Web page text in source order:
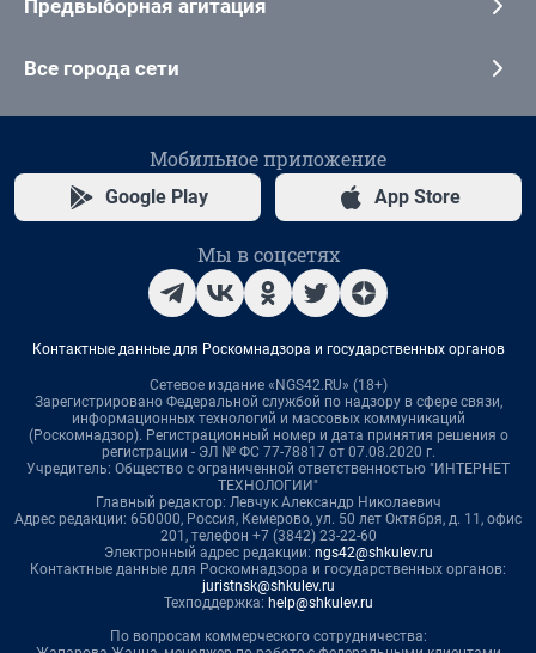
Предвыборная агитация
Все города сети
Мобильное приложение
Google Play App Store
Мы в соцсетях
Контактные данные для Роскомнадзора и государственных органов
Сетевое издание «NGS42.RU» (18+)
Зарегистрировано Федеральной службой по надзору в сфере связи,
информационных технологий и массовых коммуникаций
(Роскомнадзор). Регистрационный номер и дата принятия решения о
регистрации - ЭЛ № ФС 77-78817 от 07.08.2020 г.
Учредитель: Общество с ограниченной ответственностью "ИНТЕРНЕТ
ТЕХНОЛОГИИ"
Главный редактор: Левчук Александр Николаевич
Адрес редакции: 650000, Россия, Кемерово, ул. 50 лет Октября, д. 11, офис
201, телефон +7 (3842) 23-22-60
Электронный адрес редакции: ngs42@shkulev.ru
Контактные данные для Роскомнадзора и государственных органов:
juristnsk@shkulev.ru
Техподдержка: help@shkulev.ru
По вопросам коммерческого сотрудничества: